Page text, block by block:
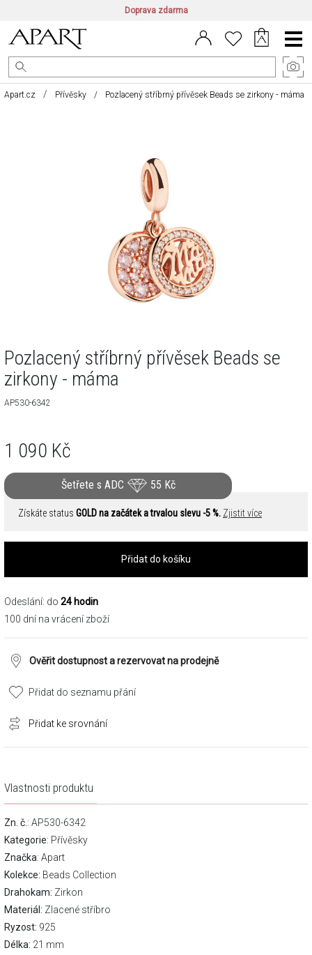
Doprava zdarma
CZ/CZK | EN/EUR PL/PLN
Main
Menu
Apart.cz Přívěsky Pozlacený stříbrný přívěsek Beads se zirkony - máma
Pozlacený stříbrný přívěsek Beads se
zirkony - máma
AP530-6342
1 090 Kč
Šetřete s ADC 55 Kč
Získáte status GOLD na začátek a trvalou slevu -5 %. Zjistit více
Přidat do košíku
Odeslání: do 24 hodin
100 dní na vrácení zboží
Ověřit dostupnost a rezervovat na prodejně
Přidat do seznamu přání
Přidat ke srovnání
Vlastnosti produktu
Zn. č. : AP530-6342
Kategorie: Přívěsky
Značka: Apart
Kolekce: Beads Collection
Drahokam: Zirkon
Materiál: Zlacené stříbro
Ryzost: 925
Délka: 21 mm